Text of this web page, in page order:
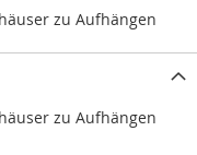
zu Aufhängen
zu Aufhängen